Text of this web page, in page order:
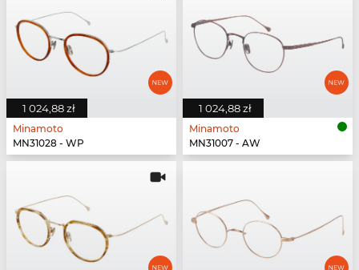
1 024,88 zł
Minamoto
MN31028 - WP
1 024,88 zł
Minamoto
MN31007 - AW